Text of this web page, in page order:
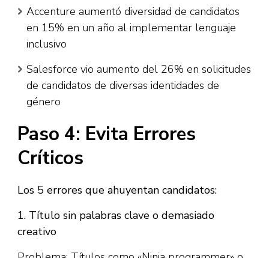
Accenture aumentó diversidad de candidatos
en 15% en un año al implementar lenguaje
inclusivo
Salesforce vio aumento del 26% en solicitudes
de candidatos de diversas identidades de
género
Paso 4: Evita Errores
Críticos
Los 5 errores que ahuyentan candidatos:
1. Título sin palabras clave o demasiado
creativo